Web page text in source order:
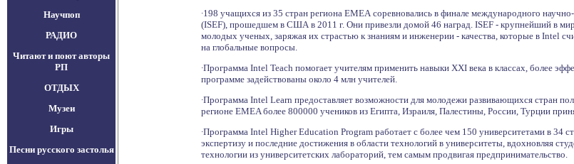
Научпоп
РАДИО
Читают и поют авторы
РП
ОТДЫХ
Музеи
Игры
Песни русского застолья
∙198 учащихся из 35 стран региона EMEА соревновались в финале международного
(ISEF), прошедшем в США в 2011 г. Они привезли домой 46 наград. ISEF - крупнейший в
молодых ученых, заряжая их страстью к знаниям и инженерии - качества, которые в Intel
на глобальные вопросы.
∙Программа Intel Teach помогает учителям применить навыки XXI века в классах, более
программе задействованы около 4 млн учителей.
∙Программа Intel Learn предоставляет возможности для молодежи развивающихся стран
регионе EMEA более 800000 учеников из Египта, Израиля, Палестины, России, Турции
∙Программа Intel Higher Education Program работает с более чем 150 университетами в 34
экспертизу и последние достижения в области технологий в университеты, вдохновляя
технологии из университетских лабораторий, тем самым продвигая предпринимательство.